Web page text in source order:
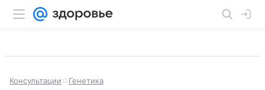
Консультации Генетика